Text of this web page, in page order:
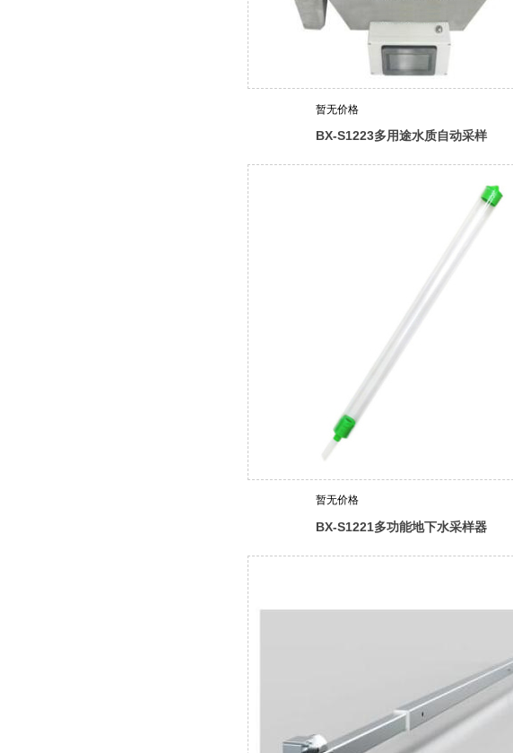
暂无价格
BX-S1223多用途水质自动采样
暂无价格
BX-S1221多功能地下水采样器